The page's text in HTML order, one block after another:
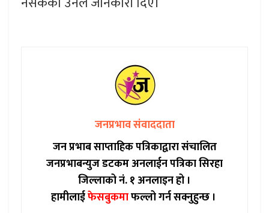
जनप्रभाव संवाददाता
जन प्रभाब साप्ताहिक पत्रिकाद्वारा संचालित
जनप्रभाबन्युज डटकम अनलाईन पत्रिका सिरहा
जिल्लाको नं. १ अनलाइन हो ।
हामीलाईफेसबुकमाफल्लो गर्न सक्नुहुन्छ ।